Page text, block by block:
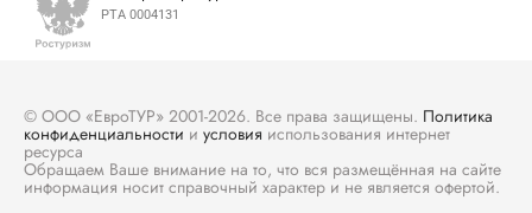
РТА 0004131
© ООО «ЕвроТУР» 2001-2026. Все права защищены. Политика
конфиденциальности и условия использования интернет
ресурса
Обращаем Ваше внимание на то, что вся размещённая на сайте
информация носит справочный характер и не является офертой.